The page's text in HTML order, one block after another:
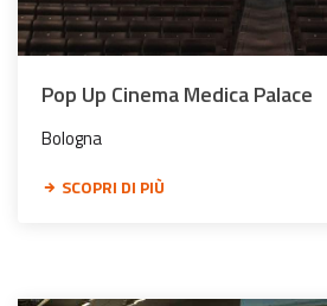
Pop Up Cinema Medica Palace
Bologna
SCOPRI DI PIÙ